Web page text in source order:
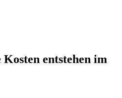
Kosten entstehen im